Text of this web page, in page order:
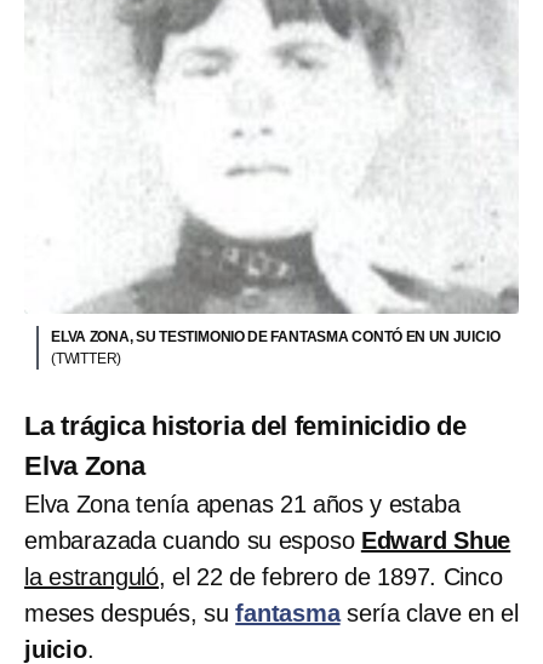
ELVA ZONA, SU TESTIMONIO DE FANTASMA CONTÓ EN UN JUICIO
(TWITTER)
La trágica historia del feminicidio de
Elva Zona
Elva Zona tenía apenas 21 años y estaba
embarazada cuando su esposo Edward Shue
la estranguló, el 22 de febrero de 1897. Cinco
meses después, sufantasmasería clave en el
juicio.